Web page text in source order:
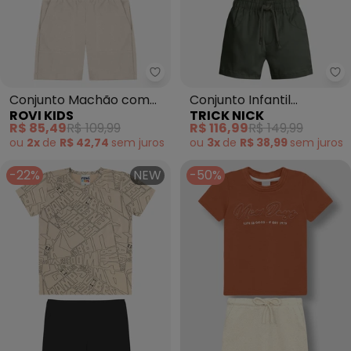
Rovi Kids - Conjunto Machão
Conjunto Machão com
Bermuda Infantil
(Marrom)
ROVI KIDS
R$ 85,49R$ 109,99
ou 2x de R$ 42,74 sem juros
Conjunto Infantil
Camiseta com Bermuda
(Marrom)
TRICK NICK
R$ 116,99R$ 149,99
ou 3x de R$ 38,99 sem juros
-22% NEW -50%